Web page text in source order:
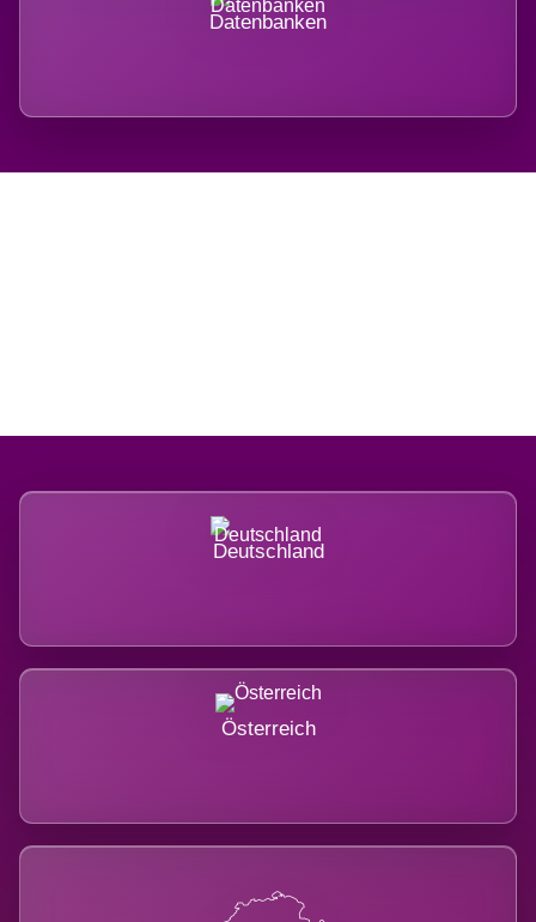
Datenbanken
Deutschland
Österreich